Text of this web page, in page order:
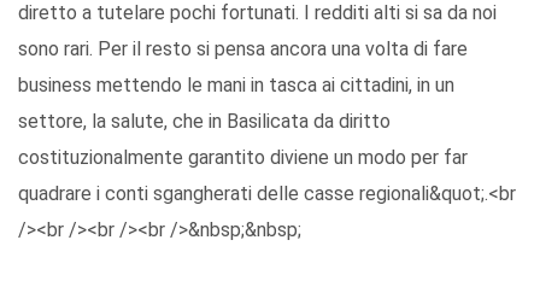
diretto a tutelare pochi fortunati. I redditi alti si sa da noi
sono rari. Per il resto si pensa ancora una volta di fare
business mettendo le mani in tasca ai cittadini, in un
settore, la salute, che in Basilicata da diritto
costituzionalmente garantito diviene un modo per far
quadrare i conti sgangherati delle casse regionali&quot;.<br
/><br /><br /><br />&nbsp;&nbsp;